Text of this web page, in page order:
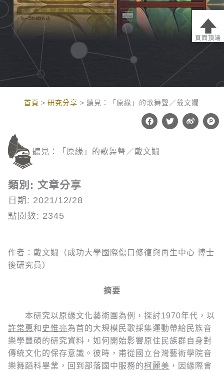
首頁 研究分享 聽見：「原緣」的歌舞聲／戴文嫺
F
a
b
o
T
w
W
e
P
r
聽見：「原緣」的歌舞聲／戴文嫺
類別: 文章分享
日期: 2021/12/28
點閱數: 2345
作者：戴文嫺（成功大學國際傷口修復與再生中心 博士
後研究員）
摘要
本研究以原緣文化藝術團為例，探討1970年代，以
許常惠和 史惟亮為首的大規模民歌採集運動帶給民族音
樂學豐碩的研究資料，如何開始影響原住民族群自身對
傳統文化的保存意識。彼時，甫從國立台灣藝術學院音
樂舞蹈科畢業，回到部落國中服務的柯麗美 ，因緣際會
頁面頂端